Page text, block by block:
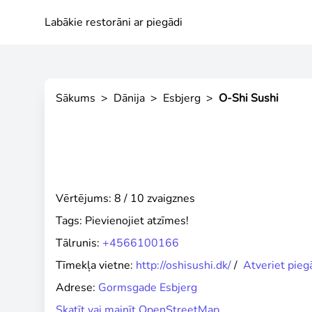
Labākie restorāni ar piegādi
Sākums > Dānija > Esbjerg > O-Shi Sushi
Vērtējums: 8 / 10 zvaigznes
Tags: Pievienojiet atzīmes!
Tālrunis: +4566100166
Tīmekļa vietne: http://oshisushi.dk// Atveriet
Adrese: Gormsgade Esbjerg